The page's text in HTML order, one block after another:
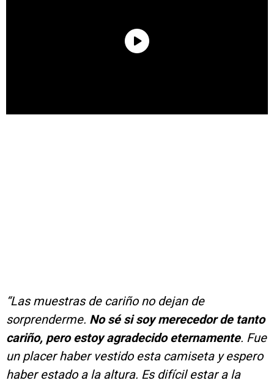
“Las muestras de cariño no dejan de
sorprenderme. No sé si soy merecedor de tanto
cariño, pero estoy agradecido eternamente. Fue
un placer haber vestido esta camiseta y espero
haber estado a la altura. Es difícil estar a la